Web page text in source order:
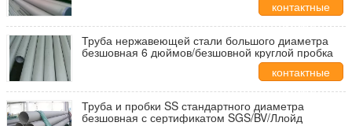
контактные
данные
Труба нержавеющей стали большого диаметра
безшовная 6 дюймов/безшовной круглой пробка
контактные
данные
Труба и пробки SS стандартного диаметра
безшовная с сертификатом SGS/BV/Ллойд